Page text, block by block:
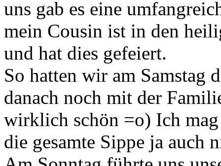
uns gab es eine
mein Cousin ist in den
und hat dies gefeiert.
So hatten wir am Samstag
danach noch mit der
wirklich schön =o) Ich
die gesamte Sippe ja auch